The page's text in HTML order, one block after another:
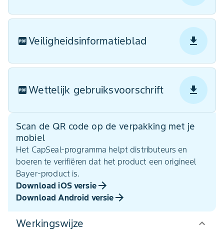
Veiligheidsinformatieblad
Wettelijk gebruiksvoorschrift
Scan de QR code op de verpakking met je
mobiel
Het CapSeal-programma helpt distributeurs en
boeren te verifiëren dat het product een origineel
Bayer-product is.
Download iOS versie
Download Android versie
Werkingswijze